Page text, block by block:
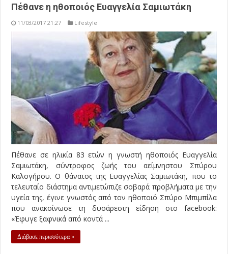
Πέθανε η ηθοποιός Ευαγγελία Σαμιωτάκη
11/03/2017 21:27 Lifestyle
Πέθανε σε ηλικία 83 ετών η γνωστή ηθοποιός Ευαγγελία
Σαμιωτάκη, σύντροφος ζωής του αείμνηστου Σπύρου
Καλογήρου. Ο θάνατος της Ευαγγελίας Σαμιωτάκη, που το
τελευταίο διάστημα αντιμετώπιζε σοβαρά προβλήματα με την
υγεία της, έγινε γνωστός από τον ηθοποιό Σπύρο Μπιμπίλα
που ανακοίνωσε τη δυσάρεστη είδηση στο facebook:
«Έφυγε ξαφνικά από κοντά ...
Διάβασε περισσότερα »